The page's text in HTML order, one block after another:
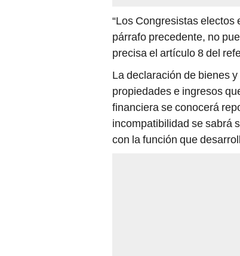
“Los Congresistas electos
párrafo precedente, no
precisa el artículo 8 del
La declaración de bienes
propiedades e ingresos
financiera se conocerá
incompatibilidad se sabrá
con la función que